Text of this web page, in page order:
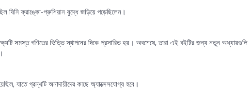
যিনি ফ্রাঙ্কো-প্রুশিয়ান যুদ্ধে জড়িয়ে পড়েছিলেন।
সমস্ত গণিতের ভিত্তি স্থাপনের দিকে প্রসারিত হয়। অবশেষে, তারা এই বইটির জন্য নতুন অধ্যায়গুলি
যাতে গ্রন্থটি অনাদায়ীদের কাছে অ্যাক্সেসযোগ্য হবে।